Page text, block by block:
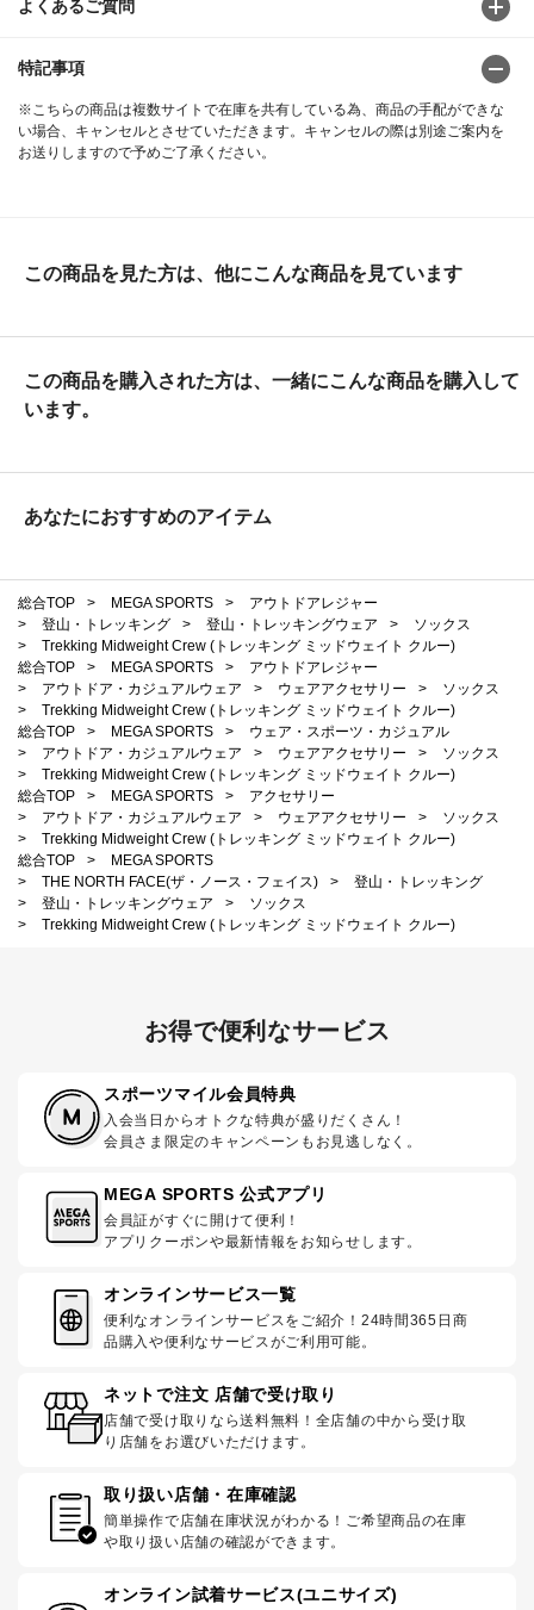
よくあるご質問
特記事項
※こちらの商品は複数サイトで在庫を共有している為、商品の手配ができな
い場合、キャンセルとさせていただきます。キャンセルの際は別途ご案内を
お送りしますので予めご了承ください。
この商品を見た方は、他にこんな商品を見ています
この商品を購入された方は、一緒にこんな商品を購入して
います。
あなたにおすすめのアイテム
総合TOP > MEGA SPORTS >
アウトドアレジャー
>
登山・トレッキング > 登山・トレッキングウェア >
ソックス
>
Trekking Midweight Crew (トレッキング ミッドウェイト クルー)
総合TOP
> MEGA SPORTS >
アウトドアレジャー
>
アウトドア・カジュアルウェア > ウェアアクセサリー >
ソックス
>
Trekking Midweight Crew (トレッキング ミッドウェイト クルー)
総合TOP
> MEGA SPORTS >
ウェア・スポーツ・カジュアル
>
アウトドア・カジュアルウェア > ウェアアクセサリー >
ソックス
>
Trekking Midweight Crew (トレッキング ミッドウェイト クルー)
総合TOP
> MEGA SPORTS >
アクセサリー
>
アウトドア・カジュアルウェア > ウェアアクセサリー >
ソックス
>
Trekking Midweight Crew (トレッキング ミッドウェイト クルー)
総合TOP
>
MEGA SPORTS
>
THE NORTH FACE(ザ・ノース・フェイス) >
登山・トレッキング
>
登山・トレッキングウェア >
ソックス
>
Trekking Midweight Crew (トレッキング ミッドウェイト クルー)
お得で便利なサービス
スポーツマイル会員特典
入会当日からオトクな特典が盛りだくさん！
会員さま限定のキャンペーンもお見逃しなく。
MEGA SPORTS 公式アプリ
会員証がすぐに開けて便利！
アプリクーポンや最新情報をお知らせします。
オンラインサービス一覧
便利なオンラインサービスをご紹介！24時間365日商
品購入や便利なサービスがご利用可能。
ネットで注文 店舗で受け取り
店舗で受け取りなら送料無料！全店舗の中から受け取
り店舗をお選びいただけます。
取り扱い店舗・在庫確認
簡単操作で店舗在庫状況がわかる！ご希望商品の在庫
や取り扱い店舗の確認ができます。
オンライン試着サービス(ユニサイズ)